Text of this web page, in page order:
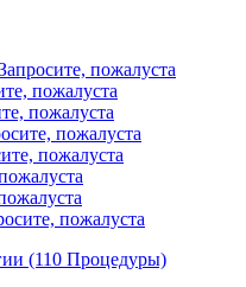
пожалуста
пожалуста
пожалуста
пожалуста
пожалуста
пожалуста
(110 Процедуры)